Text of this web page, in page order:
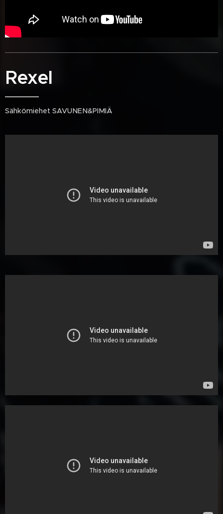
Rexel
Sähkömiehet SAVUNEN&PIMIÄ